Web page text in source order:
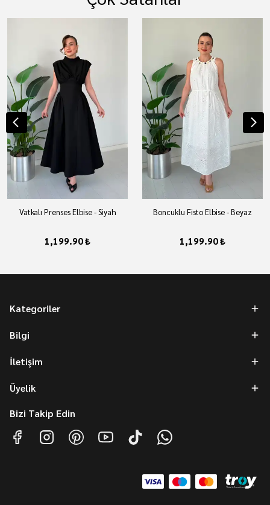
Vatkalı Prenses Elbise - Siyah
1,199.90 ₺
Boncuklu Fisto Elbise - Beyaz
1,199.90 ₺
Kategoriler
Bilgi
İletişim
Üyelik
Bizi Takip Edin